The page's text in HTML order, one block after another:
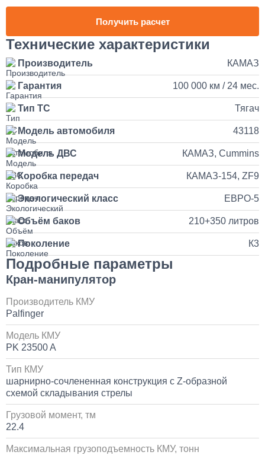
Наращивание кузова и бортов на КАМАЗ
150 000
от 5 до 10 дней
Установка и подключение рации с антенной на КАМАЗ
35 000
1 день
Установка продувочного пистолета в кабину
3 500
Установка системы контроля положения
самосвального кузова
1 день
Получить расчет
Технические характеристики
Производитель КАМАЗ
Гарантия 100 000 км / 24 мес.
Тип ТС Тягач
Модель автомобиля 43118
Модель ДВС КАМАЗ, Cummins
Коробка передач КАМАЗ-154, ZF9
Экологический класс ЕВРО-5
Объём баков 210+350 литров
Поколение К3
Подробные параметры
Кран-манипулятор
Производитель КМУ
Palfinger
Модель КМУ
PK 23500 A
Тип КМУ
шарнирно-сочлененная конструкция с Z-образной
схемой складывания стрелы
Грузовой момент, тм
22.4
Максимальная грузоподъемность КМУ, тонн